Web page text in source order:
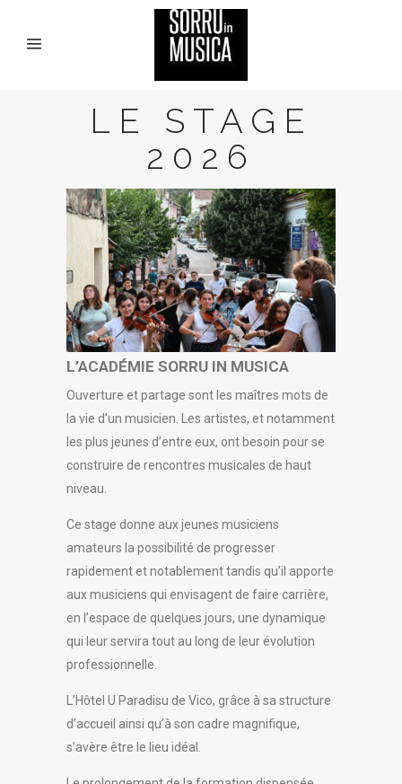
LE STAGE
2026
L’ACADÉMIE SORRU IN MUSICA
Ouverture et partage sont les maîtres mots de
la vie d’un musicien. Les artistes, et notamment
les plus jeunes d’entre eux, ont besoin pour se
construire de rencontres musicales de haut
niveau.
Ce stage donne aux jeunes musiciens
amateurs la possibilité de progresser
rapidement et notablement tandis qu’il apporte
aux musiciens qui envisagent de faire carrière,
en l’espace de quelques jours, une dynamique
qui leur servira tout au long de leur évolution
professionnelle.
L’Hôtel U Paradisu de Vico, grâce à sa structure
d’accueil ainsi qu’à son cadre magnifique,
s’avère être le lieu idéal.